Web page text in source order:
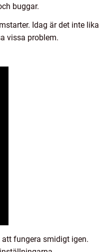
buggar.
Idag är det inte lika
vissa problem.
fungera smidigt igen.